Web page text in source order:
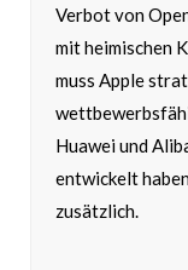
Verbot von
mit heimischen
muss Apple
Huawei und
entwickelt
zusätzlich.